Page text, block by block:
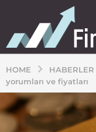
HOME HABERLER
yorumları ve fiyatları